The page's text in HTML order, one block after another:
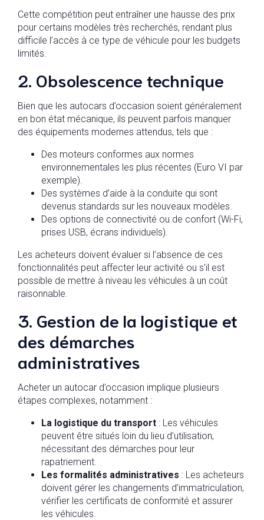
Cette compétition peut entraîner une hausse des prix
pour certains modèles très recherchés, rendant plus
difficile l’accès à ce type de véhicule pour les budgets
limités.
2. Obsolescence technique
Bien que les autocars d’occasion soient généralement
en bon état mécanique, ils peuvent parfois manquer
des équipements modernes attendus, tels que :
Des moteurs conformes aux normes
environnementales les plus récentes (Euro VI par
exemple).
Des systèmes d’aide à la conduite qui sont
devenus standards sur les nouveaux modèles.
Des options de connectivité ou de confort (Wi-Fi,
prises USB, écrans individuels).
Les acheteurs doivent évaluer si l’absence de ces
fonctionnalités peut affecter leur activité ou s’il est
possible de mettre à niveau les véhicules à un coût
raisonnable.
3. Gestion de la logistique et
des démarches
administratives
Acheter un autocar d’occasion implique plusieurs
étapes complexes, notamment :
La logistique du transport : Les véhicules
peuvent être situés loin du lieu d’utilisation,
nécessitant des démarches pour leur
rapatriement.
Les formalités administratives : Les acheteurs
doivent gérer les changements d’immatriculation,
vérifier les certificats de conformité et assurer
les véhicules.